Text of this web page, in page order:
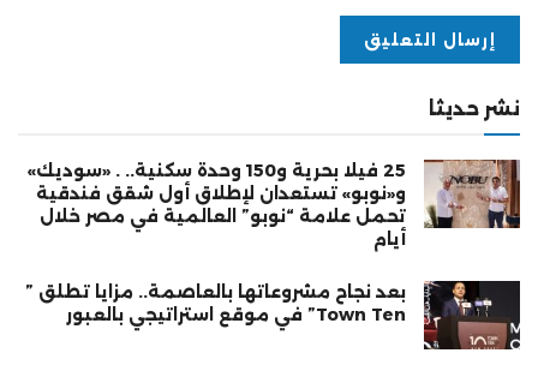
نشر حديثا
25 فيلا بحرية و150 وحدة سكنية.. . «سوديك»
و«نوبو» تستعدان لإطلاق أول شقق فندقية
تحمل علامة “نوبو” العالمية في مصر خلال
أيام
بعد نجاح مشروعاتها بالعاصمة.. مزايا تطلق ”
Town Ten” في موقع استراتيجي بالعبور